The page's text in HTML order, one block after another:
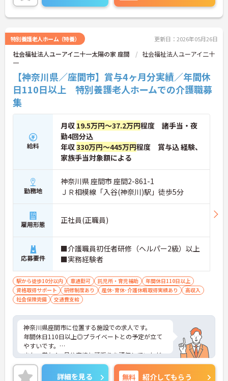
特別養護老人ホーム（特養） 更新日：2026年05月26日
社会福祉法人ユーアイ二十一太陽の家 座間
社会福祉法人ユーアイ二十
一
【神奈川県／座間市】賞与4ヶ月分実績／年間休
日110日以上 特別養護老人ホームでの介護職募
集
給料
月収 19.5万円～37.2万円程度 諸手当・夜
勤4回分込
年収330万円～445万円程度 賞与込 経験、
家族手当対象額による
勤務地
神奈川県 座間市 座間2-861-1
ＪＲ相模線「入谷(神奈川)駅」徒歩5分
雇用形態 正社員(正職員)
応募要件
■介護職員初任者研修（ヘルパー2級）以上
■実務経験者
駅から徒歩10分以内 車通勤可 託児所・育児補助
年間休日110日以上
資格取得サポート
研修制度あり 産休･育休･介護休暇取得実績あり
高収入
社会保険完備
交通費支給
神奈川県座間市に位置する施設での求人です。
年間休日110日以上◎プライベートとの予定が立て
やすいです。
また、賞与4ヶ月分実績と頑張りを評価していただ
けます。
ご興味のある方は、お気軽にお問い合わせくださ
詳細を見る 無料 紹介してもらう